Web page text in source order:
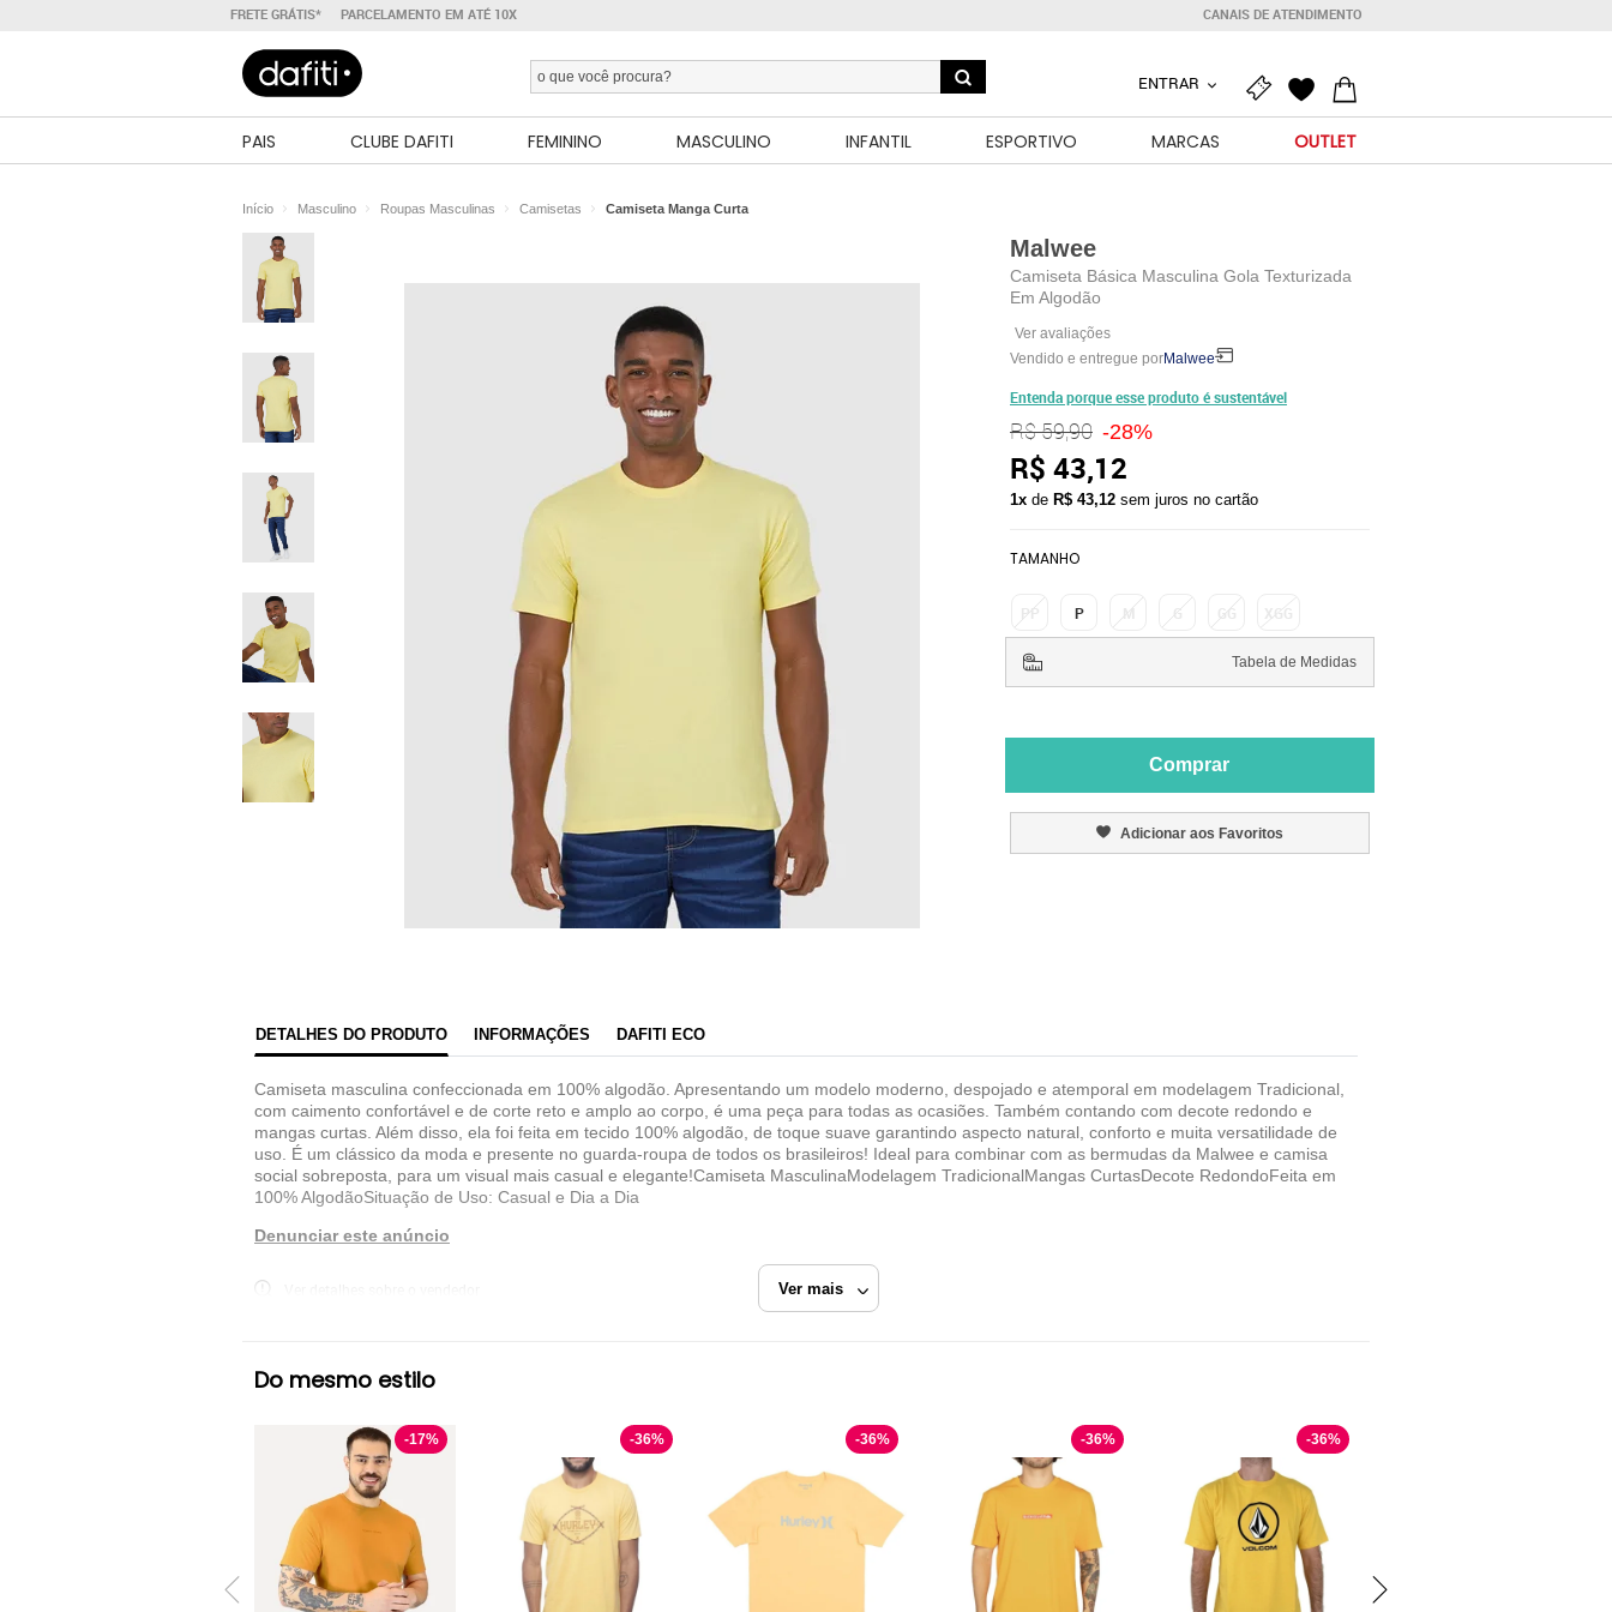
FRETE GRÁTIS* PARCELAMENTO EM ATÉ 10X CANAIS DE ATENDIMENTO
ENTRAR
PAIS CLUBE DAFITI FEMININO MASCULINO INFANTIL ESPORTIVO MARCAS OUTLET
Início Masculino Roupas Masculinas Camisetas Camiseta Manga Curta
Malwee
Camiseta Básica Masculina Gola Texturizada
Em Algodão
Ver avaliações
Vendido e entregue porMalwee
Malwee
Razão Social
Malwee Malhas LTDA
Entenda porque esse produto é sustentável
R$ 59,90 -28%
R$ 43,12
1xde R$ 43,12 sem juros no cartão
TAMANHO
P
Tabela de Medidas
Comprar
Adicionar aos Favoritos
DETALHES DO PRODUTO INFORMAÇÕES DAFITI ECO
Ver mais
Camiseta masculina confeccionada em 100% algodão. Apresentando um modelo moderno, despojado e atemporal em modelagem Tradicional,
com caimento confortável e de corte reto e amplo ao corpo, é uma peça para todas as ocasiões. Também contando com decote redondo e
mangas curtas. Além disso, ela foi feita em tecido 100% algodão, de toque suave garantindo aspecto natural, conforto e muita versatilidade de
uso. É um clássico da moda e presente no guarda-roupa de todos os brasileiros! Ideal para combinar com as bermudas da Malwee e camisa
social sobreposta, para um visual mais casual e elegante!Camiseta MasculinaModelagem TradicionalMangas CurtasDecote RedondoFeita em
100% AlgodãoSituação de Uso: Casual e Dia a Dia
Denunciar este anúncio
Malwee Camiseta Manga Curta Malwee
Do mesmo estilo
-17% -36% -36% -36% -36%